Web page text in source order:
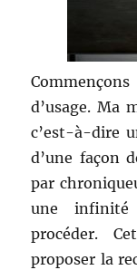
d’usage. Ma
c’est-à-dire
d’une façon
par
une infinité
procéder.
proposer la